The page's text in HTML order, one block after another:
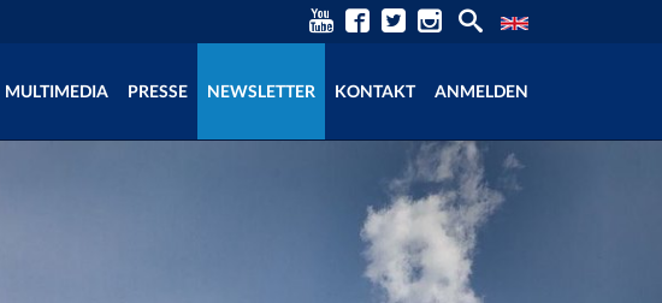
MULTIMEDIA PRESSE NEWSLETTER KONTAKT ANMELDEN